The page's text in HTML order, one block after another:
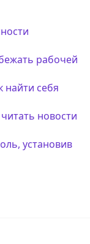
рабочей
найти себя
новости
установив